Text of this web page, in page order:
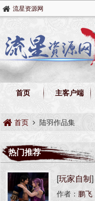
流星资源网
首页 主客户端
首页 陆羽作品集
热门推荐
[玩家自制]
AI版
作者： 鹏飞